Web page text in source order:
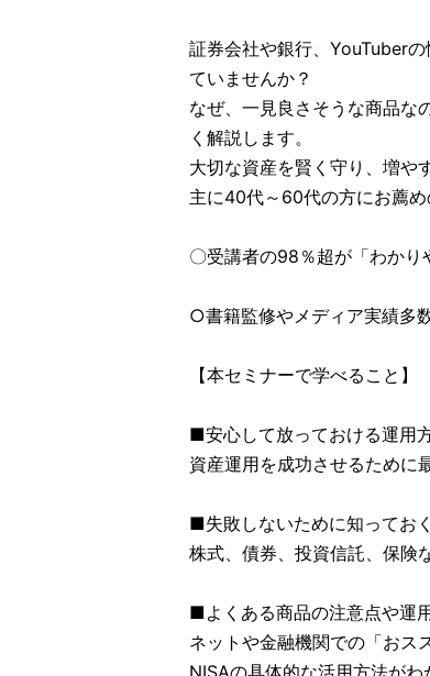
証券会社や銀行、YouTuber
ていませんか？
なぜ、一見良さそうな商品な
く解説します。
大切な資産を賢く守り、増や
主に40代～60代の方にお薦め
〇受講者の98％超が「わかり
○書籍監修やメディア実績多
【本セミナーで学べること】
■安心して放っておける運用
資産運用を成功させるために
■失敗しないために知ってお
株式、債券、投資信託、保険
■よくある商品の注意点や運
ネットや金融機関での「おス